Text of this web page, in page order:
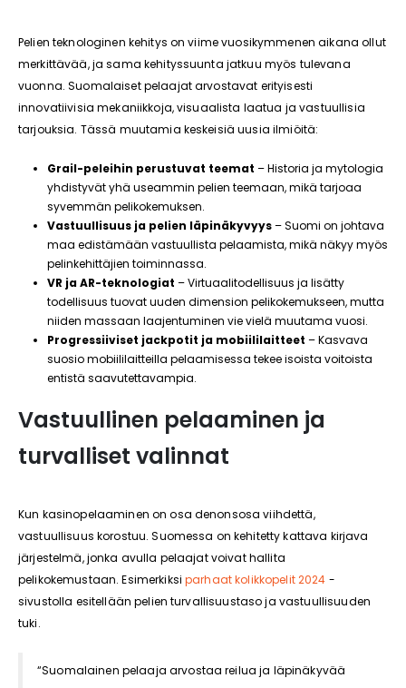
Pelien teknologinen kehitys on viime vuosikymmenen aikana ollut
merkittävää, ja sama kehityssuunta jatkuu myös tulevana
vuonna. Suomalaiset pelaajat arvostavat erityisesti
innovatiivisia mekaniikkoja, visuaalista laatua ja vastuullisia
tarjouksia. Tässä muutamia keskeisiä uusia ilmiöitä:
Grail-peleihin perustuvat teemat – Historia ja mytologia
yhdistyvät yhä useammin pelien teemaan, mikä tarjoaa
syvemmän pelikokemuksen.
Vastuullisuus ja pelien läpinäkyvyys– Suomi on johtava
maa edistämään vastuullista pelaamista, mikä näkyy myös
pelinkehittäjien toiminnassa.
VR ja AR-teknologiat – Virtuaalitodellisuus ja lisätty
todellisuus tuovat uuden dimension pelikokemukseen, mutta
niiden massaan laajentuminen vie vielä muutama vuosi.
Progressiiviset jackpotit ja mobiililaitteet – Kasvava
suosio mobiililaitteilla pelaamisessa tekee isoista voitoista
entistä saavutettavampia.
Vastuullinen pelaaminen ja
turvalliset valinnat
Kun kasinopelaaminen on osa denonsosa viihdettä,
vastuullisuus korostuu. Suomessa on kehitetty kattava kirjava
järjestelmä, jonka avulla pelaajat voivat hallita
pelikokemustaan. Esimerkiksiparhaat kolikkopelit 2024 -
sivustolla esitellään pelien turvallisuustaso ja vastuullisuuden
tuki.
“Suomalainen pelaaja arvostaa reilua ja läpinäkyvää